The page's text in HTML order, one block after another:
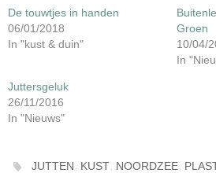
De touwtjes in handen
06/01/2018
In "kust & duin"
Groen
10/04/
In
Juttersgeluk
26/11/2016
In "Nieuws"
JUTTEN, KUST, NOORDZEE,